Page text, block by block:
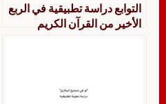
التوابع دراسة تطبيقية في الربع
الأخير من القرآن الكريم